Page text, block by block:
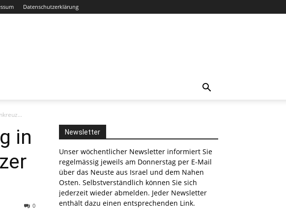
Datenschutzerklärung
in
0
Newsletter
Unser wöchentlicher Newsletter informiert Sie
regelmässig jeweils am Donnerstag per E-Mail
über das Neuste aus Israel und dem Nahen
Osten. Selbstverständlich können Sie sich
jederzeit wieder abmelden. Jeder Newsletter
enthält dazu einen entsprechenden Link.